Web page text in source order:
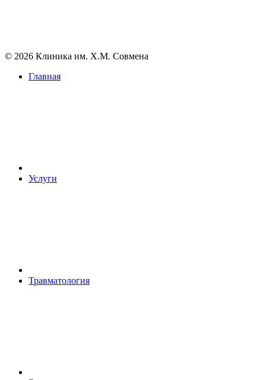
© 2026 Клиника им. Х.М. Совмена
Главная
Услуги
Травматология